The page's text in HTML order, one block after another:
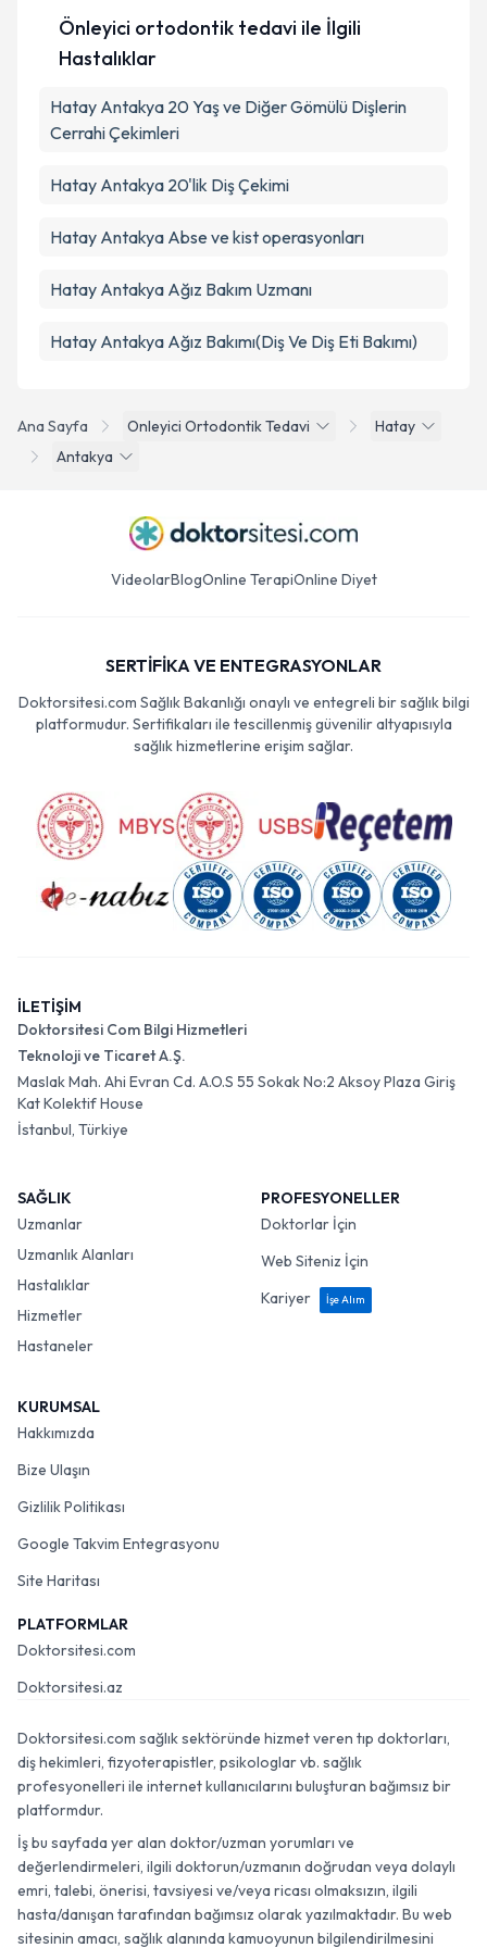
Ana Sayfa Onleyici Ortodontik Tedavi
Hatay
Antakya
Önleyici ortodontik tedavi ile İlgili
Hastalıklar
Hatay Antakya 20 Yaş ve Diğer Gömülü Dişlerin
Cerrahi Çekimleri
Hatay Antakya 20'lik Diş Çekimi
Hatay Antakya Abse ve kist operasyonları
Hatay Antakya Ağız Bakım Uzmanı
Hatay Antakya Ağız Bakımı(Diş Ve Diş Eti Bakımı)
VideolarBlogOnline TerapiOnline Diyet
SERTİFİKA VE ENTEGRASYONLAR
Doktorsitesi.com Sağlık Bakanlığı onaylı ve entegreli bir sağlık bilgi
platformudur. Sertifikaları ile tescillenmiş güvenilir altyapısıyla
sağlık hizmetlerine erişim sağlar.
İLETİŞİM
Doktorsitesi Com Bilgi Hizmetleri
Teknoloji ve Ticaret A.Ş.
Maslak Mah. Ahi Evran Cd. A.O.S 55 Sokak No:2 Aksoy Plaza Giriş
Kat Kolektif House
İstanbul, Türkiye
SAĞLIK
Uzmanlar
Uzmanlık Alanları
Hastalıklar
Hizmetler
Hastaneler
PROFESYONELLER
Doktorlar İçin
Web Siteniz İçin
Kariyer
İşe Alım
KURUMSAL
Hakkımızda
Bize Ulaşın
Gizlilik Politikası
Google Takvim Entegrasyonu
Site Haritası
PLATFORMLAR
Doktorsitesi.com
Doktorsitesi.az
Doktorsitesi.com sağlık sektöründe hizmet veren tıp doktorları,
diş hekimleri, fizyoterapistler, psikologlar vb. sağlık
profesyonelleri ile internet kullanıcılarını buluşturan bağımsız bir
platformdur.
İş bu sayfada yer alan doktor/uzman yorumları ve
değerlendirmeleri, ilgili doktorun/uzmanın doğrudan veya dolaylı
emri, talebi, önerisi, tavsiyesi ve/veya ricası olmaksızın, ilgili
hasta/danışan tarafından bağımsız olarak yazılmaktadır. Bu web
sitesinin amacı, sağlık alanında kamuoyunun bilgilendirilmesini